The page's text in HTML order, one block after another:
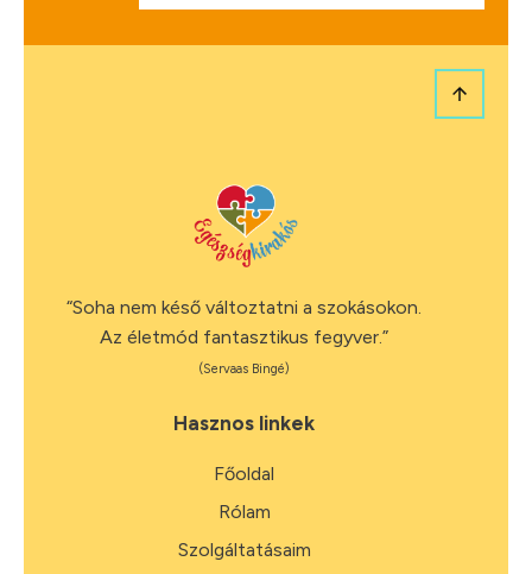
“Soha nem késő változtatni a szokásokon.
Az életmód fantasztikus fegyver.”
(Servaas Bingé)
Hasznos linkek
Főoldal
Rólam
Szolgáltatásaim